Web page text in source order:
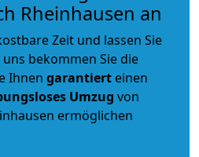
Rheinhausen an
Zeit und lassen Sie
bekommen Sie die
Ihnen garantiert einen
Umzug von
ermöglichen